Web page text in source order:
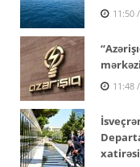
11:50
11:48